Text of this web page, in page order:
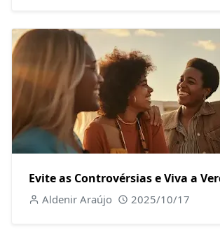
Evite as Controvérsias e Viva a
Aldenir Araújo 2025/10/17